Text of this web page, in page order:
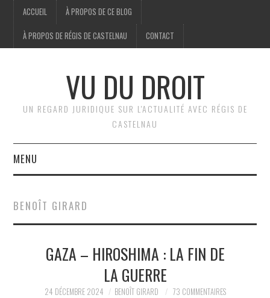
ACCUEIL À PROPOS DE CE BLOG
À PROPOS DE RÉGIS DE CASTELNAU CONTACT
VU DU DROIT
UN REGARD JURIDIQUE SUR L'ACTUALITÉ AVEC RÉGIS DE
CASTELNAU
MENU
BRÈVES
JURIDIQUE
BENOÎT GIRARD
GAZA – HIROSHIMA : LA FIN DE
LA GUERRE
24 DÉCEMBRE 2024 BENOÎT GIRARD 73 COMMENTAIRES